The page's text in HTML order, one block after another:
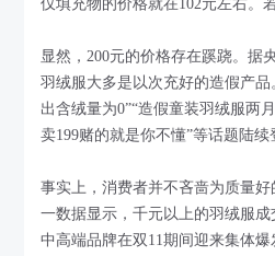
仅填充物的价格就在102元左右。
显然，200元的价格存在蹊跷。据
羽绒服大多是以次充好的造假产品
出含绒量为0”“造假童装羽绒服两
卖199赌的就是你不懂”等话题陆续
事实上，消费者并不吝啬为质量
一数据显示，千元以上的羽绒服成
中高端品牌在双11期间迎来集体